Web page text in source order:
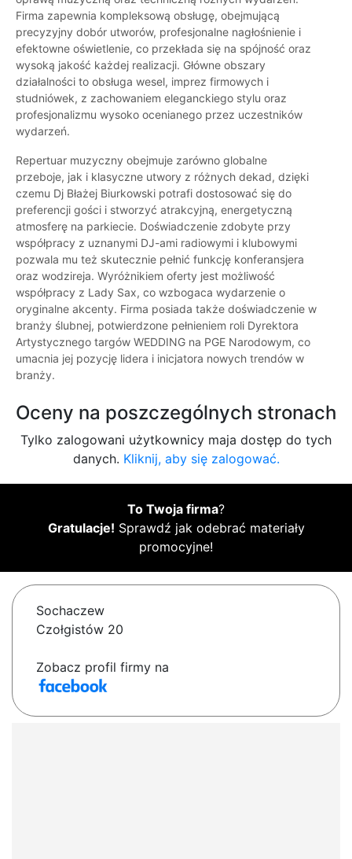
Firma zapewnia kompleksową obsługę, obejmującą
precyzyjny dobór utworów, profesjonalne nagłośnienie i
efektowne oświetlenie, co przekłada się na spójność oraz
wysoką jakość każdej realizacji. Główne obszary
działalności to obsługa wesel, imprez firmowych i
studniówek, z zachowaniem eleganckiego stylu oraz
profesjonalizmu wysoko ocenianego przez uczestników
wydarzeń.
Repertuar muzyczny obejmuje zarówno globalne
przeboje, jak i klasyczne utwory z różnych dekad, dzięki
czemu Dj Błażej Biurkowski potrafi dostosować się do
preferencji gości i stworzyć atrakcyjną, energetyczną
atmosferę na parkiecie. Doświadczenie zdobyte przy
współpracy z uznanymi DJ-ami radiowymi i klubowymi
pozwala mu też skutecznie pełnić funkcję konferansjera
oraz wodzireja. Wyróżnikiem oferty jest możliwość
współpracy z Lady Sax, co wzbogaca wydarzenie o
oryginalne akcenty. Firma posiada także doświadczenie w
branży ślubnej, potwierdzone pełnieniem roli Dyrektora
Artystycznego targów WEDDING na PGE Narodowym, co
umacnia jej pozycję lidera i inicjatora nowych trendów w
branży.
Oceny na poszczególnych stronach
Tylko zalogowani użytkownicy maja dostęp do tych
danych. Kliknij, aby się zalogować.
To Twoja firma?
Gratulacje! Sprawdź jak odebrać materiały
promocyjne!
Sochaczew
Czołgistów 20
Zobacz profil firmy na